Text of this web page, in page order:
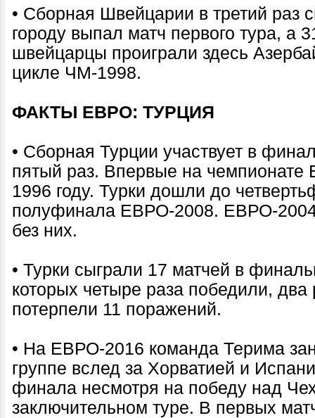
• Сборная Швейцарии в третий раз
городу выпал матч первого тура, а
швейцарцы проиграли здесь
цикле ЧМ-1998.
ФАКТЫ ЕВРО: ТУРЦИЯ
• Сборная Турции участвует в
пятый раз. Впервые на чемпионате
1996 году. Турки дошли до
полуфинала ЕВРО-2008. ЕВРО-
без них.
• Турки сыграли 17 матчей в
которых четыре раза победили,
потерпели 11 поражений.
• На ЕВРО-2016 команда Терима
группе вслед за Хорватией и
финала несмотря на победу над
заключительном туре. В первых